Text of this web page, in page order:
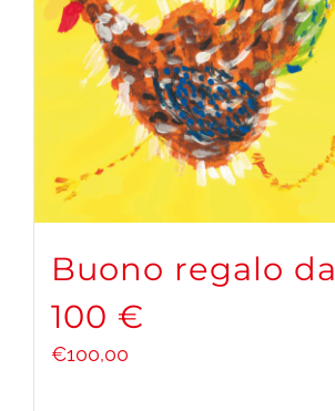
Buono regalo da
100 €
€100,00